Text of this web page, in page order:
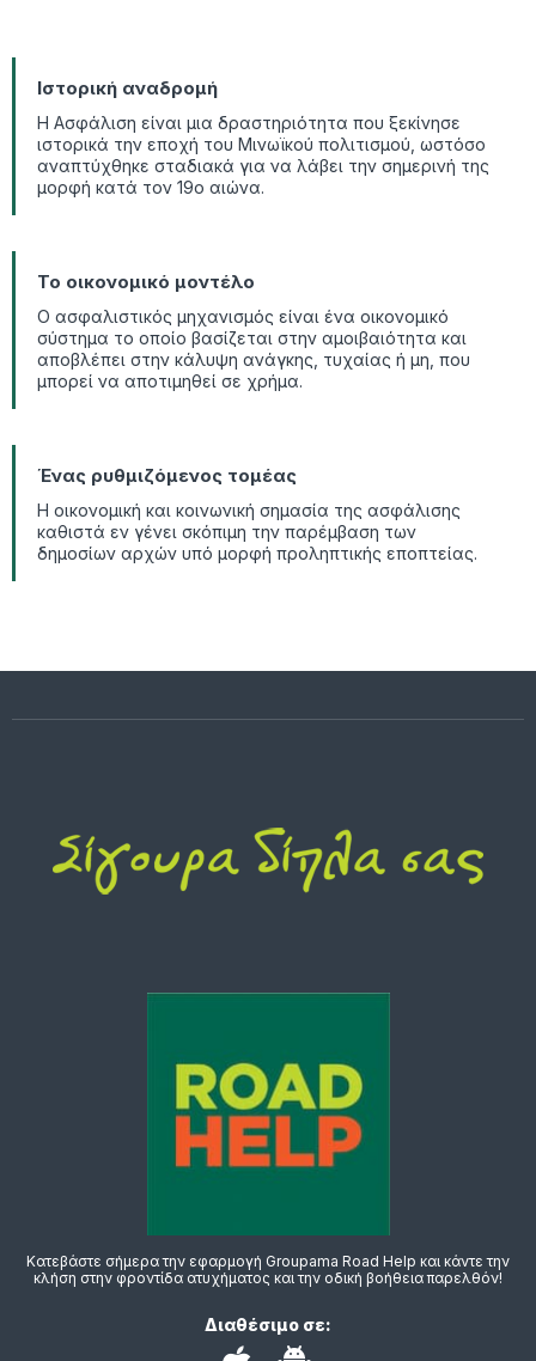
Ιστορική αναδρομή
Η Ασφάλιση είναι μια δραστηριότητα που ξεκίνησε
ιστορικά την εποχή του Μινωϊκού πολιτισμού, ωστόσο
αναπτύχθηκε σταδιακά για να λάβει την σημερινή της
μορφή κατά τον 19ο αιώνα.
Το οικονομικό μοντέλο
Ο ασφαλιστικός μηχανισμός είναι ένα οικονομικό
σύστημα το οποίο βασίζεται στην αμοιβαιότητα και
αποβλέπει στην κάλυψη ανάγκης, τυχαίας ή μη, που
μπορεί να αποτιμηθεί σε χρήμα.
Ένας ρυθμιζόμενος τομέας
Η οικονομική και κοινωνική σημασία της ασφάλισης
καθιστά εν γένει σκόπιμη την παρέμβαση των
δημοσίων αρχών υπό μορφή προληπτικής εποπτείας.
Κατεβάστε σήμερα την εφαρμογή Groupama Road Help και κάντε την
κλήση στην φροντίδα ατυχήματος και την οδική βοήθεια παρελθόν!
Διαθέσιμο σε: